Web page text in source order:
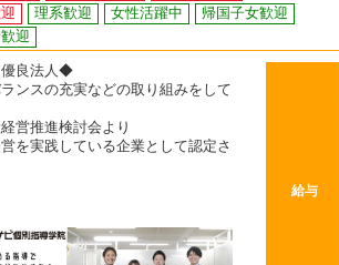
理系歓迎 女性活躍中
帰国子女歓迎
迎
良法人◆
ンスの充実などの取り組みをして
営推進検討会より
を実践している企業として認定さ
給与